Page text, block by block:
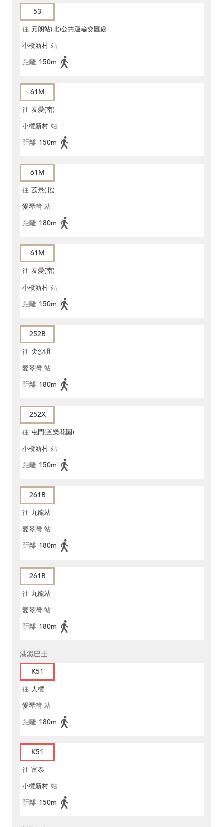
53
往 元朗站(北)公共運輸交匯處
小欖新村 站
距離 150m
61M
往 友愛(南)
小欖新村 站
距離 150m
61M
往 荔景(北)
愛琴灣 站
距離 180m
61M
往 友愛(南)
小欖新村 站
距離 150m
252B
往 尖沙咀
愛琴灣 站
距離 180m
252X
往 屯門(置樂花園)
小欖新村 站
距離 150m
261B
往 九龍站
愛琴灣 站
距離 180m
261B
往 九龍站
愛琴灣 站
距離 180m
港鐵巴士
K51
往 大欖
愛琴灣 站
距離 180m
K51
往 富泰
小欖新村 站
距離 150m